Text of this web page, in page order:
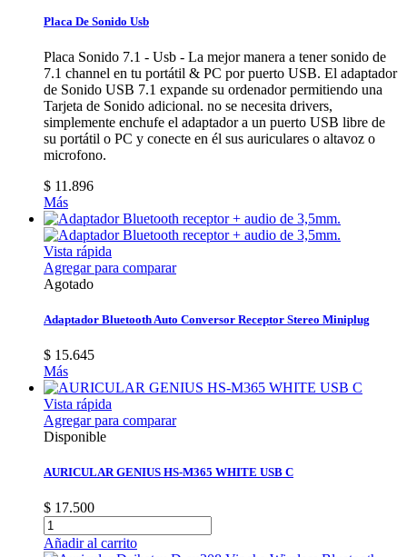
Placa De Sonido Usb
Placa Sonido 7.1 - Usb - La mejor manera a tener sonido de
7.1 channel en tu portátil & PC por puerto USB. El adaptador
de Sonido USB 7.1 expande su ordenador permitiendo una
Tarjeta de Sonido adicional. no se necesita drivers,
simplemente enchufe el adaptador a un puerto USB libre de
su portátil o PC y conecte en él sus auriculares o altavoz o
microfono.
$ 11.896
Más
Vista rápida
Agregar para comparar
Agotado
Adaptador Bluetooth Auto Conversor Receptor Stereo Miniplug
$ 15.645
Más
Vista rápida
Agregar para comparar
Disponible
AURICULAR GENIUS HS-M365 WHITE USB C
$ 17.500
Añadir al carrito